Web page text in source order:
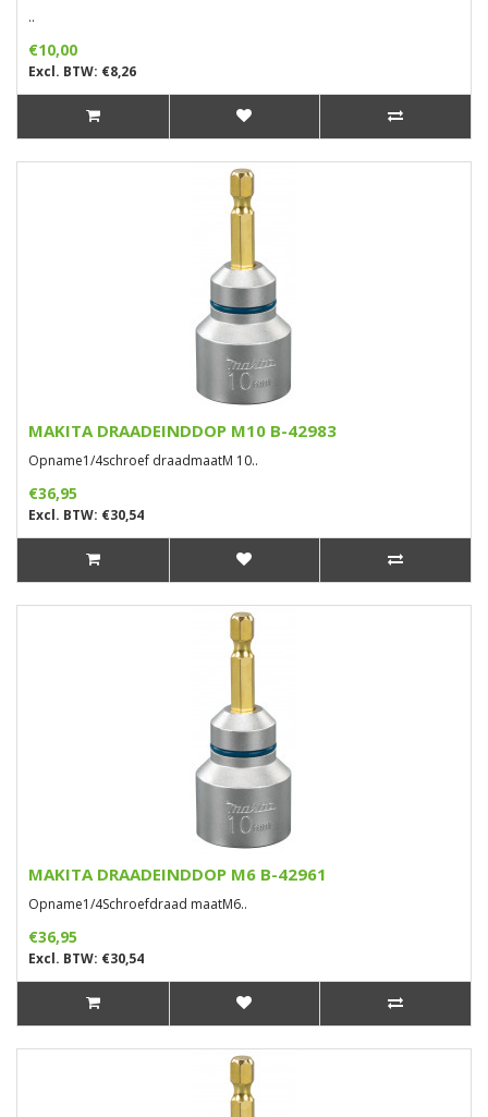
..
€10,00
Excl. BTW: €8,26
MAKITA DRAADEINDDOP M10 B-42983
Opname1/4schroef draadmaatM 10..
€36,95
Excl. BTW: €30,54
MAKITA DRAADEINDDOP M6 B-42961
Opname1/4Schroefdraad maatM6..
€36,95
Excl. BTW: €30,54